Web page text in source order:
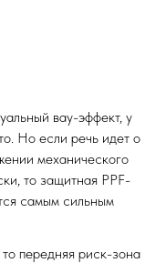
вау-эффект, у
Но если речь идет о
механического
то защитная PPF-
самым сильным
передняя риск-зона